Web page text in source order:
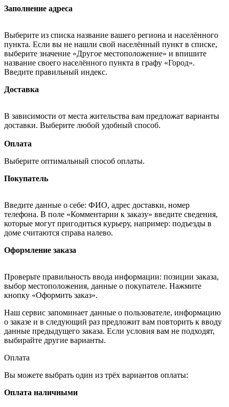
Заполнение адреса
Выберите из списка название вашего региона и населённого
пункта. Если вы не нашли свой населённый пункт в списке,
выберите значение «Другое местоположение» и впишите
название своего населённого пункта в графу «Город».
Введите правильный индекс.
Доставка
В зависимости от места жительства вам предложат варианты
доставки. Выберите любой удобный способ.
Оплата
Выберите оптимальный способ оплаты.
Покупатель
Введите данные о себе: ФИО, адрес доставки, номер
телефона. В поле «Комментарии к заказу» введите сведения,
которые могут пригодиться курьеру, например: подъезды в
доме считаются справа налево.
Оформление заказа
Проверьте правильность ввода информации: позиции заказа,
выбор местоположения, данные о покупателе. Нажмите
кнопку «Оформить заказ».
Наш сервис запоминает данные о пользователе, информацию
о заказе и в следующий раз предложит вам повторить к вводу
данные предыдущего заказа. Если условия вам не подходят,
выбирайте другие варианты.
Оплата
Вы можете выбрать один из трёх вариантов оплаты:
Оплата наличными